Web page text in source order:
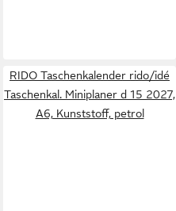
RIDO Taschenkalender rido/idé
Taschenkal. Miniplaner d 15 2027,
A6, Kunststoff, petrol